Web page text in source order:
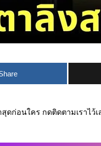
ก่อนใคร กดติดตามเราไว้เ